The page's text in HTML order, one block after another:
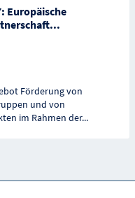
Europäische
...
Förderung von
und von
im Rahmen der...